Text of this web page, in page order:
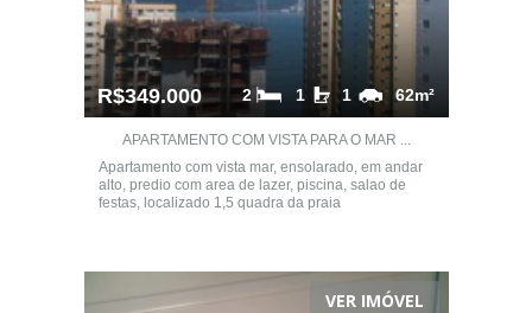
R$349.000 62m²
1
1
2
APARTAMENTO COM VISTA PARA O MAR ...
Apartamento com vista mar, ensolarado, em andar
alto, predio com area de lazer, piscina, salao de
festas, localizado 1,5 quadra da praia
VER IMÓVEL